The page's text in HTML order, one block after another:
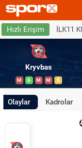
Hızlı Erişim İLK11
Kryvbas
M G M M B
Olaylar Kadrolar